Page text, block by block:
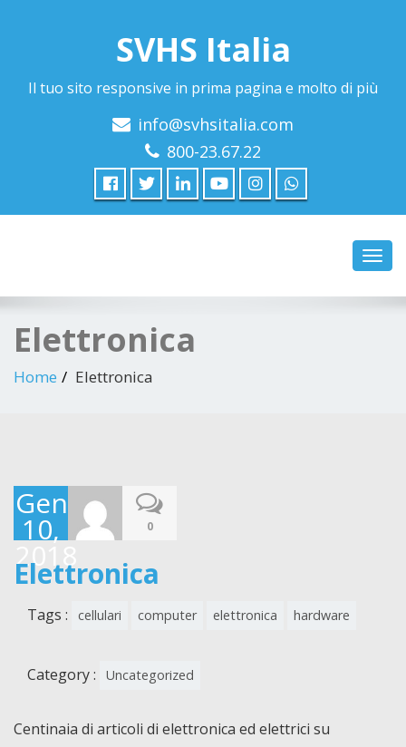
SVHS Italia
Il tuo sito responsive in prima pagina e molto di più
info@svhsitalia.com
800-23.67.22
Elettronica
Home Elettronica
Gennaio
10,
2018
0
Elettronica
Tags : cellulari computer elettronica hardware
Category : Uncategorized
Centinaia di articoli di elettronica ed elettrici su